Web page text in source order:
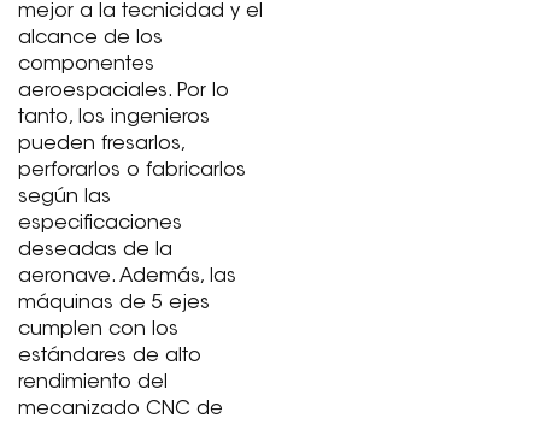
mejor a la tecnicidad y el
alcance de los
componentes
aeroespaciales. Por lo
tanto, los ingenieros
pueden fresarlos,
perforarlos o fabricarlos
según las
especificaciones
deseadas de la
aeronave. Además, las
máquinas de 5 ejes
cumplen con los
estándares de alto
rendimiento del
mecanizado CNC de